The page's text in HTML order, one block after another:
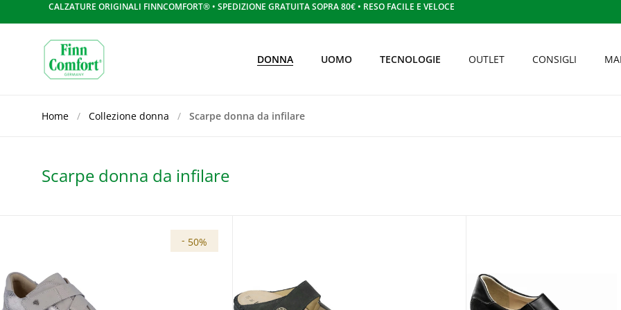
CALZATURE ORIGINALI FINNCOMFORT® • SPEDIZIONE GRATUITA SOPRA 80€ • RESO FACILE E VELOCE
DONNA UOMO TECNOLOGIE OUTLET CONSIGLI
Home / Collezione donna / Scarpe donna da infilare
Scarpe donna da infilare
- 50%